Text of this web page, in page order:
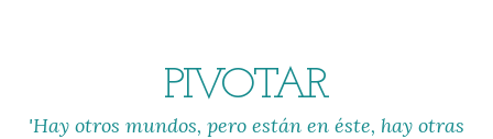
PIVOTAR
'Hay otros mundos, pero están en éste, hay otras